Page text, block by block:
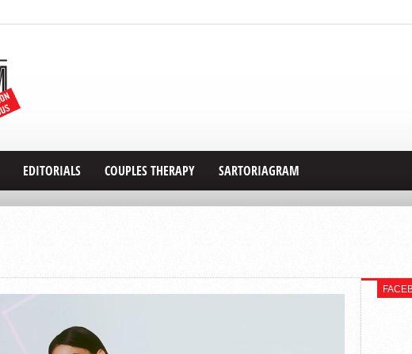
EDITORIALS COUPLES THERAPY SARTORIAGRAM